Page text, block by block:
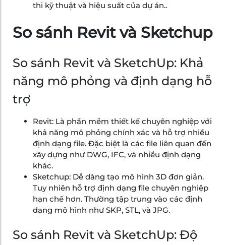
thi kỹ thuật và hiệu suất của dự án..
So sánh Revit và Sketchup
So sánh Revit và SketchUp: Khả
năng mô phỏng và định dạng hỗ
trợ
Revit: Là phần mềm thiết kế chuyên nghiệp với
khả năng mô phỏng chính xác và hỗ trợ nhiều
định dạng file. Đặc biệt là các file liên quan đến
xây dựng như DWG, IFC, và nhiều định dạng
khác.
Sketchup: Dễ dàng tạo mô hình 3D đơn giản.
Tuy nhiên hỗ trợ định dạng file chuyên nghiệp
hạn chế hơn. Thường tập trung vào các định
dạng mô hình như SKP, STL, và JPG.
So sánh Revit và SketchUp: Độ